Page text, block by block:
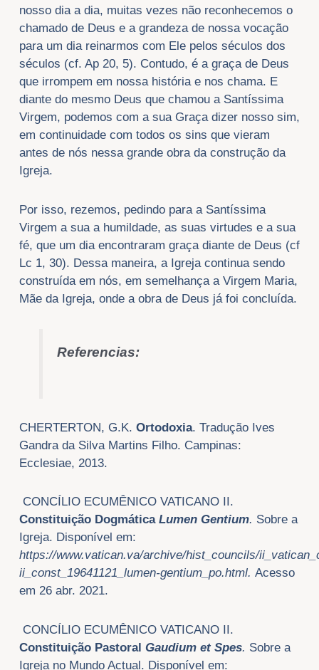
nosso dia a dia, muitas vezes não reconhecemos o
chamado de Deus e a grandeza de nossa vocação
para um dia reinarmos com Ele pelos séculos dos
séculos (cf. Ap 20, 5). Contudo, é a graça de Deus
que irrompem em nossa história e nos chama. E
diante do mesmo Deus que chamou a Santíssima
Virgem, podemos com a sua Graça dizer nosso sim,
em continuidade com todos os sins que vieram
antes de nós nessa grande obra da construção da
Igreja.
Por isso, rezemos, pedindo para a Santíssima
Virgem a sua a humildade, as suas virtudes e a sua
fé, que um dia encontraram graça diante de Deus (cf
Lc 1, 30). Dessa maneira, a Igreja continua sendo
construída em nós, em semelhança a Virgem Maria,
Mãe da Igreja, onde a obra de Deus já foi concluída.
Referencias:
CHERTERTON, G.K. Ortodoxia. Tradução Ives
Gandra da Silva Martins Filho. Campinas:
Ecclesiae, 2013.
CONCÍLIO ECUMÊNICO VATICANO II.
Constituição Dogmática Lumen Gentium. Sobre a
Igreja. Disponível em:
https://www.vatican.va/archive/hist_councils/
ii_const_19641121_lumen-gentium_po.html. Acesso
em 26 abr. 2021.
CONCÍLIO ECUMÊNICO VATICANO II.
Constituição Pastoral Gaudium et Spes. Sobre a
Igreja no Mundo Actual. Disponível em: